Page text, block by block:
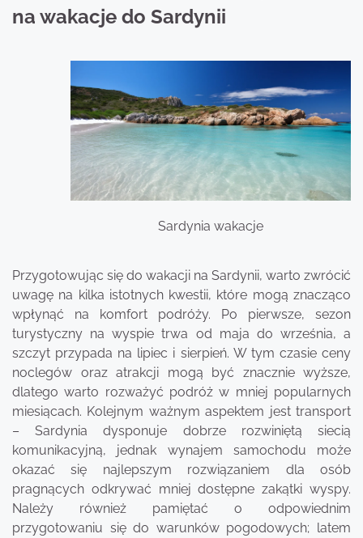
na wakacje do Sardynii
Sardynia wakacje
Przygotowując się do wakacji na Sardynii, warto zwrócić
uwagę na kilka istotnych kwestii, które mogą znacząco
wpłynąć na komfort podróży. Po pierwsze, sezon
turystyczny na wyspie trwa od maja do września, a
szczyt przypada na lipiec i sierpień. W tym czasie ceny
noclegów oraz atrakcji mogą być znacznie wyższe,
dlatego warto rozważyć podróż w mniej popularnych
miesiącach. Kolejnym ważnym aspektem jest transport
– Sardynia dysponuje dobrze rozwiniętą siecią
komunikacyjną, jednak wynajem samochodu może
okazać się najlepszym rozwiązaniem dla osób
pragnących odkrywać mniej dostępne zakątki wyspy.
Należy również pamiętać o odpowiednim
przygotowaniu się do warunków pogodowych; latem